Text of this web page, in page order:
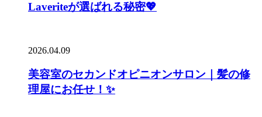
Laveriteが選ばれる秘密💖
2026.04.09
美容室のセカンドオピニオンサロン｜髪の修
理屋にお任せ！✨